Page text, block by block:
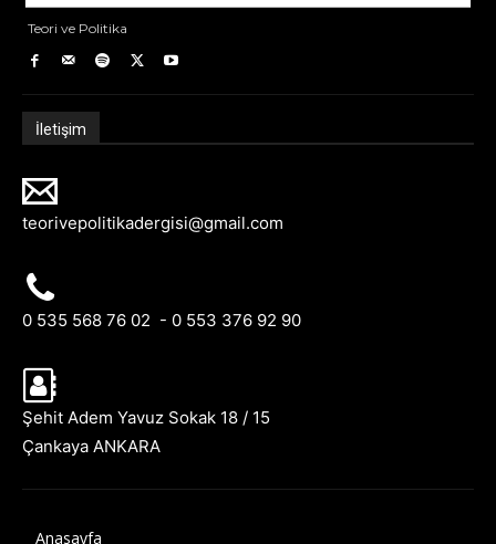
Teori ve Politika
İletişim
teorivepolitikadergisi@gmail.com
0 535 568 76 02 - 0 553 376 92 90
Şehit Adem Yavuz Sokak 18 / 15
Çankaya ANKARA
Anasayfa